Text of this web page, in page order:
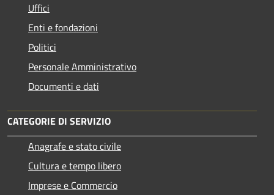
Uffici
Enti e fondazioni
Politici
Personale Amministrativo
Documenti e dati
CATEGORIE DI SERVIZIO
Anagrafe e stato civile
Cultura e tempo libero
Imprese e Commercio